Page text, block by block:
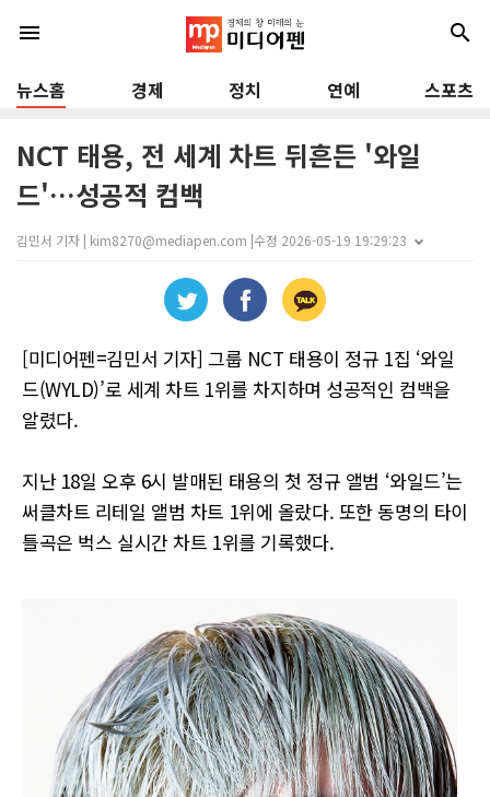
menu search
뉴스홈 경제 정치 연예 스포츠
NCT 태용, 전 세계 차트 뒤흔든 '와일
드'…성공적 컴백
김민서 기자 | kim8270@mediapen.com |수정 2026-05-19 19:29:23
[미디어펜=김민서 기자] 그룹 NCT 태용이 정규 1집 ‘와일
드(WYLD)’로 세계 차트 1위를 차지하며 성공적인 컴백을
알렸다.
지난 18일 오후 6시 발매된 태용의 첫 정규 앨범 ‘와일드’는
써클차트 리테일 앨범 차트 1위에 올랐다. 또한 동명의 타이
틀곡은 벅스 실시간 차트 1위를 기록했다.